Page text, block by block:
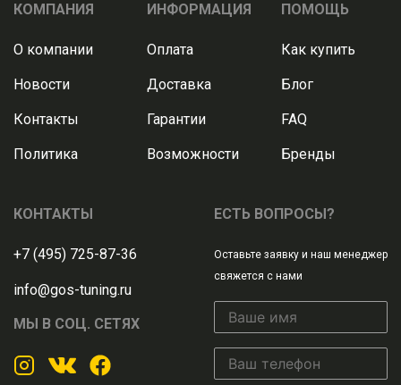
КОМПАНИЯ
О компании
Новости
Контакты
Политика
ИНФОРМАЦИЯ
Оплата
Доставка
Гарантии
Возможности
ПОМОЩЬ
Как купить
Блог
FAQ
Бренды
КОНТАКТЫ
+7 (495) 725-87-36
info@gos-tuning.ru
МЫ В СОЦ. СЕТЯХ
ЕСТЬ ВОПРОСЫ?
Оставьте заявку и наш менеджер
свяжется с нами